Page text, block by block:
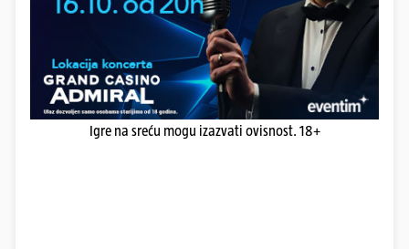
Igre na sreću mogu izazvati ovisnost. 18+